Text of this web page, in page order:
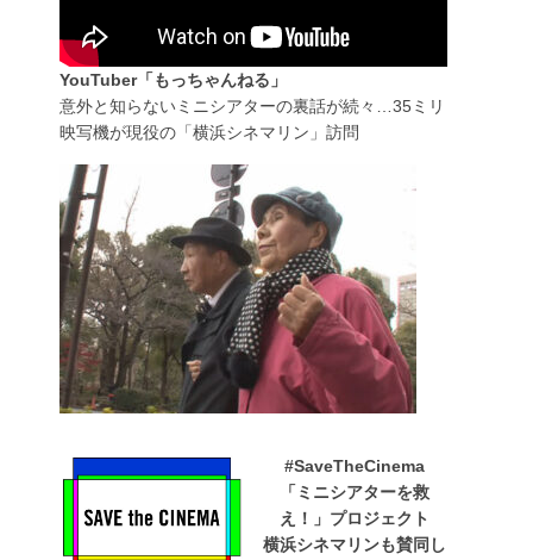
YouTuber「もっちゃんねる」
意外と知らないミニシアターの裏話が続々…35ミリ
映写機が現役の「横浜シネマリン」訪問
#SaveTheCinema
「ミニシアターを救
え！」プロジェクト
横浜シネマリンも賛同し